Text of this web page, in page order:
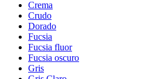
Crema
Crudo
Dorado
Fucsia
Fucsia fluor
Fucsia oscuro
Gris